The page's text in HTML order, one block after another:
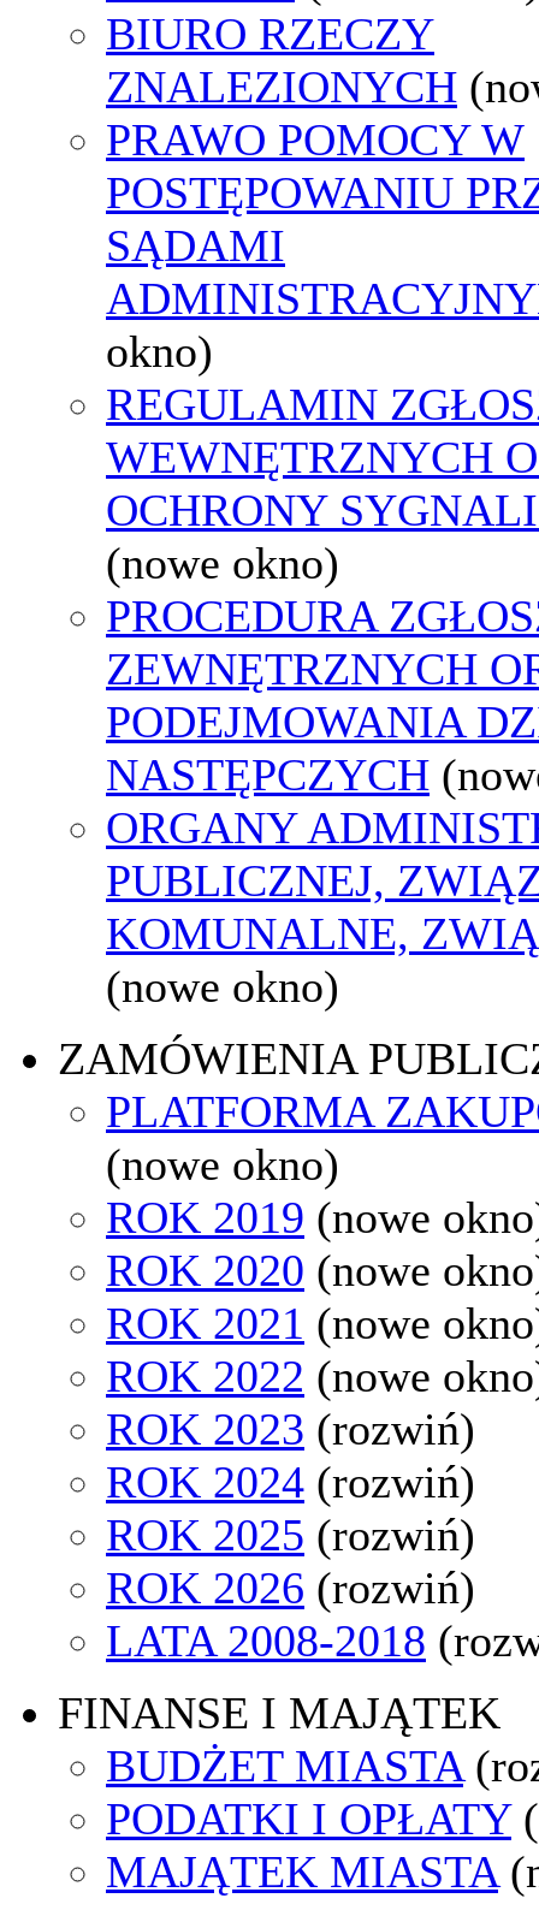
BIURO RZECZY
ZNALEZIONYCH
PRAWO POMOCY W
POSTĘPOWANIU
SĄDAMI
okno)
REGULAMIN
WEWNĘTRZNYCH
OCHRONY
(nowe okno)
PROCEDURA
ZEWNĘTRZNYCH
PODEJMOWANIA
NASTĘPCZYCH
ORGANY
PUBLICZNEJ,
KOMUNALNE,
(nowe okno)
ZAMÓWIENIA
PLATFORMA
(nowe okno)
ROK 2019 (nowe
ROK 2020 (nowe
ROK 2021 (nowe
ROK 2022 (nowe
ROK 2023 (rozwiń)
ROK 2024 (rozwiń)
ROK 2025 (rozwiń)
ROK 2026 (rozwiń)
LATA 2008-2018
FINANSE I MAJĄTEK
BUDŻET MIASTA
PODATKI I OPŁATY
MAJĄTEK MIASTA